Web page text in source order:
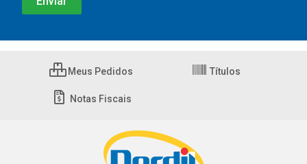
Meus Pedidos Títulos
Notas Fiscais